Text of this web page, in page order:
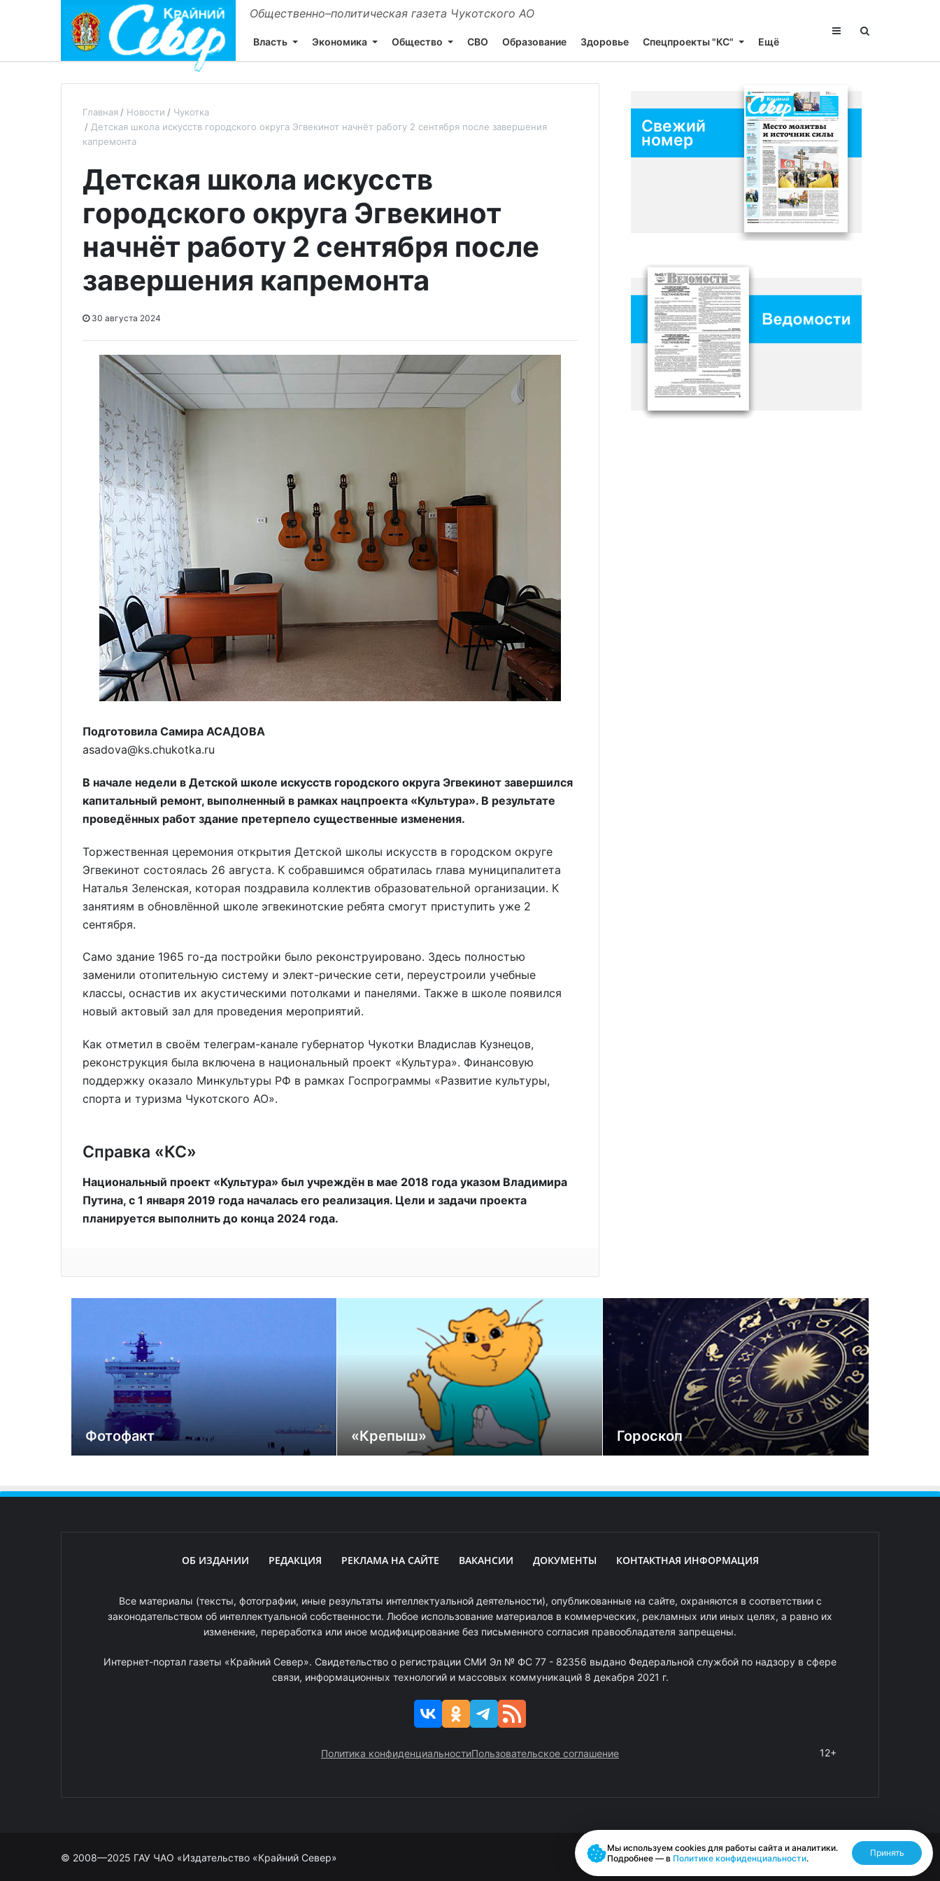
Общественно–политическая газета Чукотского АО
Власть Экономика Общество СВО Образование Здоровье Спецпроекты "КС" Ещё
Главная Новости
Чукотка
Детская школа искусств городского округа Эгвекинот начнёт работу 2 сентября после завершения
капремонта
Детская школа искусств
городского округа Эгвекинот
начнёт работу 2 сентября после
завершения капремонта
30 августа 2024
Подготовила Самира АСАДОВА
asadova@ks.chukotka.ru
В начале недели в Детской школе искусств городского округа Эгвекинот завершился
капитальный ремонт, выполненный в рамках нацпроекта «Культура». В результате
проведённых работ здание претерпело существенные изменения.
Торжественная церемония открытия Детской школы искусств в городском округе
Эгвекинот состоялась 26 августа. К собравшимся обратилась глава муниципалитета
Наталья Зеленская, которая поздравила коллектив образовательной организации. К
занятиям в обновлённой школе эгвекинотские ребята смогут приступить уже 2
сентября.
Само здание 1965 го-да постройки было реконструировано. Здесь полностью
заменили отопительную систему и элект-рические сети, переустроили учебные
классы, оснастив их акустическими потолками и панелями. Также в школе появился
новый актовый зал для проведения мероприятий.
Как отметил в своём телеграм-канале губернатор Чукотки Владислав Кузнецов,
реконструкция была включена в национальный проект «Культура». Финансовую
поддержку оказало Минкультуры РФ в рамках Госпрограммы «Развитие культуры,
спорта и туризма Чукотского АО».
Справка «КС»
Национальный проект «Культура» был учреждён в мае 2018 года указом Владимира
Путина, с 1 января 2019 года началась его реализация. Цели и задачи проекта
планируется выполнить до конца 2024 года.
Свежий
номер
Фотофакт «Крепыш» Гороскоп
ОБ ИЗДАНИИ РЕДАКЦИЯ РЕКЛАМА НА САЙТЕ ВАКАНСИИ ДОКУМЕНТЫ КОНТАКТНАЯ ИНФОРМАЦИЯ
Все материалы (тексты, фотографии, иные результаты интеллектуальной деятельности), опубликованные на сайте, охраняются в соответствии с
законодательством об интеллектуальной собственности. Любое использование материалов в коммерческих, рекламных или иных целях, а равно их
изменение, переработка или иное модифицирование без письменного согласия правообладателя запрещены.
Интернет-портал газеты «Крайний Север». Свидетельство о регистрации СМИ Эл № ФС 77 - 82356 выдано Федеральной службой по надзору в сфере
связи, информационных технологий и массовых коммуникаций 8 декабря 2021 г.
Политика конфиденциальностиПользовательское соглашение 12+
© 2008—2025 ГАУ ЧАО «Издательство «Крайний Север» Разработано RASA
Мы используем cookies для работы сайта и аналитики.
Подробнее — в Политике конфиденциальности.
Принять